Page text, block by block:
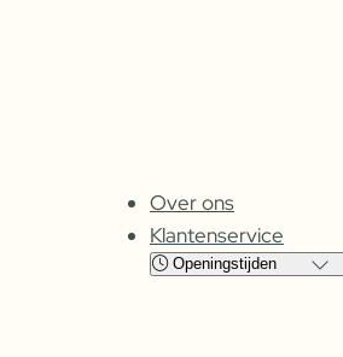
Over ons
Klantenservice
Openingstijden